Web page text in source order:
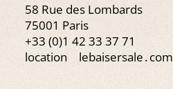
58 Rue des Lombards
75001 Paris
+33 (0)1 42 33 37 71
location
lebaisersale․com